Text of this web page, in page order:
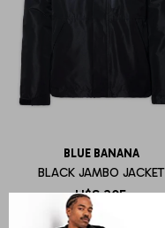
BLUE BANANA
BLACK JAMBO JACKET
U$S 305